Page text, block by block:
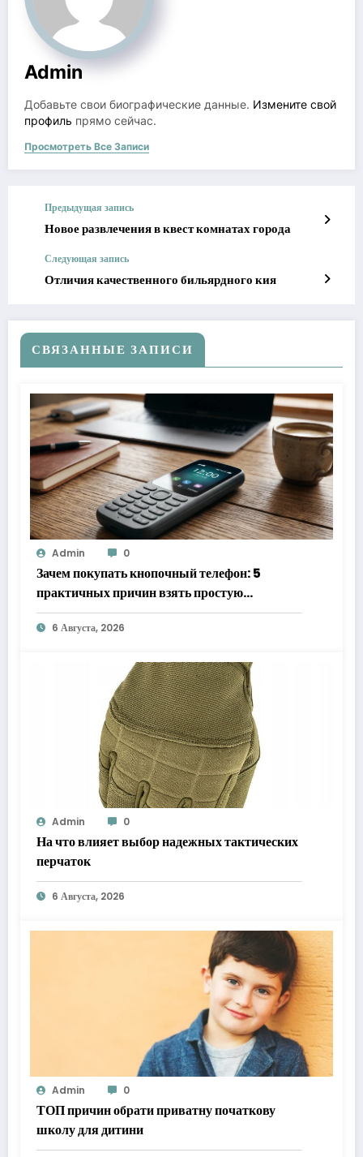
Admin
Добавьте свои биографические данные. Измените свой
профиль прямо сейчас.
Просмотреть Все Записи
Предыдущая запись
Новое развлечения в квест комнатах города
Следующая запись
Отличия качественного бильярдного кия
СВЯЗАННЫЕ ЗАПИСИ
Admin 0
Зачем покупать кнопочный телефон: 5
практичных причин взять простую
«звонилку»
6 Августа, 2026
Admin 0
На что влияет выбор надежных тактических
перчаток
6 Августа, 2026
Admin 0
ТОП причин обрати приватну початкову
школу для дитини